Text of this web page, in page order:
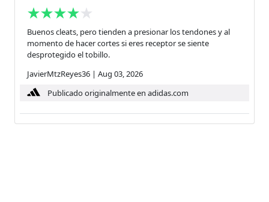
Buenos cleats, pero tienden a presionar los tendones y al
momento de hacer cortes si eres receptor se siente
desprotegido el tobillo.
JavierMtzReyes36 | Aug 03, 2026
Publicado originalmente en adidas.com